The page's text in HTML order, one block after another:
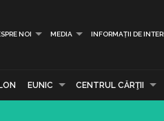
NOI MEDIA INFORMAȚII DE
EUNIC CENTRUL CĂRŢII